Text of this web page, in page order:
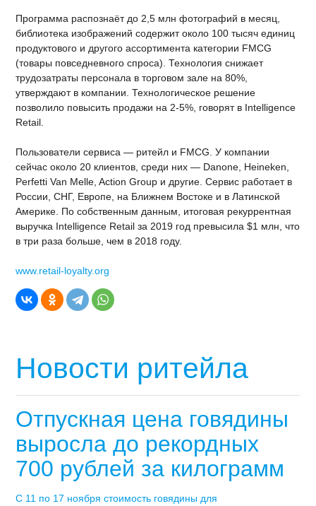
Программа распознаёт до 2,5 млн фотографий в месяц,
библиотека изображений содержит около 100 тысяч единиц
продуктового и другого ассортимента категории FMCG
(товары повседневного спроса). Технология снижает
трудозатраты персонала в торговом зале на 80%,
утверждают в компании. Технологическое решение
позволило повысить продажи на 2‑5%, говорят в Intelligence
Retail.
Пользователи сервиса — ритейл и FMCG. У компании
сейчас около 20 клиентов, среди них — Danone, Heineken,
Perfetti Van Melle, Action Group и другие. Сервис работает в
России, СНГ, Европе, на Ближнем Востоке и в Латинской
Америке. По собственным данным, итоговая рекуррентная
выручка Intelligence Retail за 2019 год превысила $1 млн, что
в три раза больше, чем в 2018 году.
www.retail-loyalty.org
Новости ритейла
Отпускная цена говядины
выросла до рекордных
700 рублей за килограмм
С 11 по 17 ноября стоимость говядины для